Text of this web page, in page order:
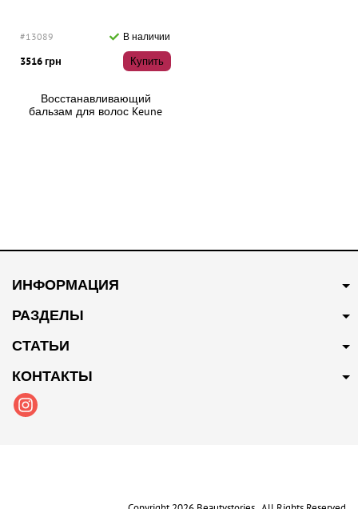
#13089 В наличии
3516 грн Купить
Восстанавливающий
бальзам для волос Keune
ИНФОРМАЦИЯ
РАЗДЕЛЫ
СТАТЬИ
КОНТАКТЫ